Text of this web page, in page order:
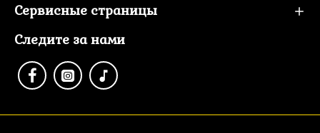
Сервисные страницы
Следите за нами